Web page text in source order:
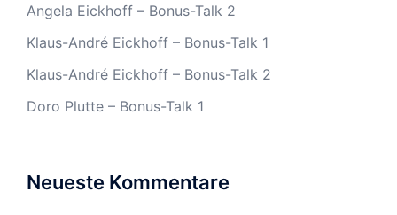
Angela Eickhoff – Bonus-Talk 2
Klaus-André Eickhoff – Bonus-Talk 1
Klaus-André Eickhoff – Bonus-Talk 2
Doro Plutte – Bonus-Talk 1
Neueste Kommentare